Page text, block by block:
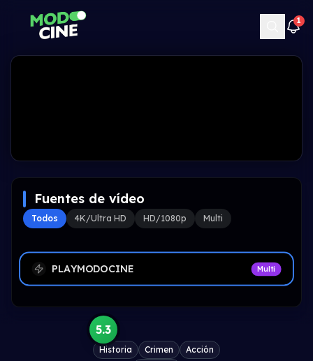
1
Fuentes de vídeo
Todos 4K/Ultra HD HD/1080p Multi
PLAYMODOCINE Multi
5.3
Historia Crimen
Acción